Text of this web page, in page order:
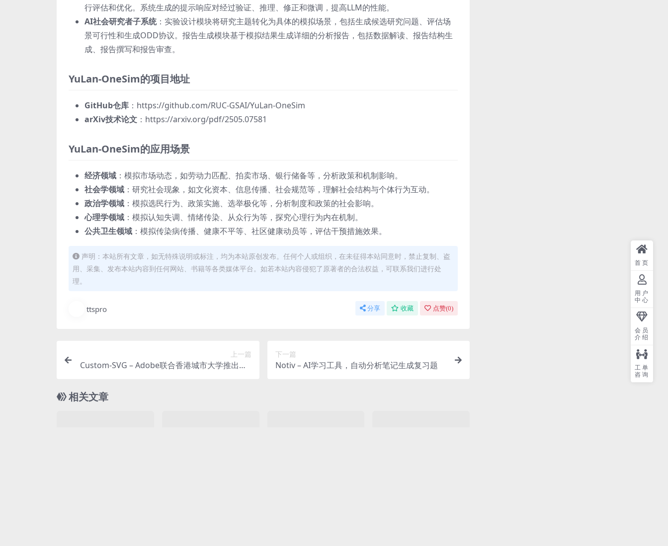
行评估和优化。系统生成的提示响应对经过验证、推理、修正和微调，提高LLM的性能。
AI社会研究者子系统：实验设计模块将研究主题转化为具体的模拟场景，包括生成候选研究问题、评估场
景可行性和生成ODD协议。报告生成模块基于模拟结果生成详细的分析报告，包括数据解读、报告结构生
成、报告撰写和报告审查。
YuLan-OneSim的项目地址
GitHub仓库 ：https://github.com/RUC-GSAI/YuLan-OneSim
arXiv技术论文 ：https://arxiv.org/pdf/2505.07581
YuLan-OneSim的应用场景
经济领域 ：模拟市场动态，如劳动力匹配、拍卖市场、银行储备等，分析政策和机制影响。
社会学领域 ：研究社会现象，如文化资本、信息传播、社会规范等，理解社会结构与个体行为互动。
政治学领域 ：模拟选民行为、政策实施、选举极化等，分析制度和政策的社会影响。
心理学领域 ：模拟认知失调、情绪传染、从众行为等，探究心理行为内在机制。
公共卫生领域 ：模拟传染病传播、健康不平等、社区健康动员等，评估干预措施效果。
声明：本站所有文章，如无特殊说明或标注，均为本站原创发布。任何个人或组织，在未征得本站同意时，禁止复制、盗
用、采集、发布本站内容到任何网站、书籍等各类媒体平台。如若本站内容侵犯了原著者的合法权益，可联系我们进行处
理。
ttspro 分享 收藏 点赞(0)
上一篇
Custom-SVG – Adobe联合香港城市大学推出的S
下一篇
Notiv – AI学习工具，自动分析笔记生成复习题
相关文章
首页
用户
中心
会员
介绍
工单
咨询